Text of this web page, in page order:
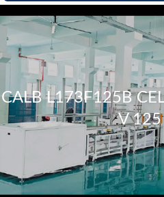
CALB L173F125B
V